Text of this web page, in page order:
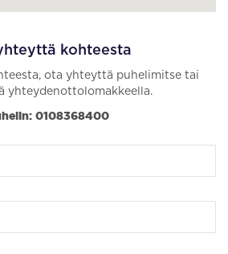
kohteesta
ota yhteyttä puhelimitse tai
yhteydenottolomakkeella.
0108368400